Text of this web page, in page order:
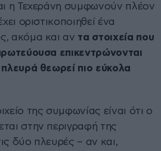
η Τεχεράνη συμφωνούν πλέον
οριστικοποιηθεί ένα
ακόμα και αν τα στοιχεία που
επικεντρώνονται
θεωρεί πιο εύκολα
της συμφωνίας είναι ότι ο
στην περιγραφή της
δύο πλευρές – αν και,